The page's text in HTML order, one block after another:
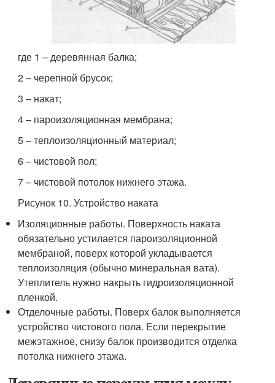
где 1 – деревянная балка;
2 – черепной брусок;
3 – накат;
4 – пароизоляционная мембрана;
5 – теплоизоляционный материал;
6 – чистовой пол;
7 – чистовой потолок нижнего этажа.
Рисунок 10. Устройство наката
Изоляционные работы. Поверхность наката
обязательно устилается пароизоляционной
мембраной, поверх которой укладывается
теплоизоляция (обычно минеральная вата).
Утеплитель нужно накрыть гидроизоляционной
пленкой.
Отделочные работы. Поверх балок выполняется
устройство чистового пола. Если перекрытие
межэтажное, снизу балок производится отделка
потолка нижнего этажа.